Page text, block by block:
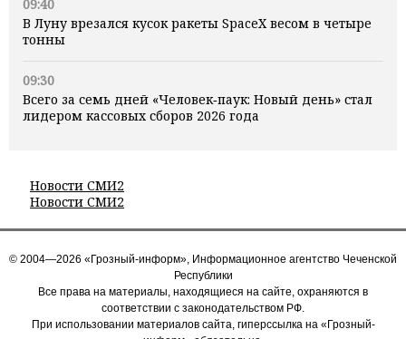
09:40
В Луну врезался кусок ракеты SpaceX весом в четыре
тонны
09:30
Всего за семь дней «Человек‑паук: Новый день» стал
лидером кассовых сборов 2026 года
Новости СМИ2
Новости СМИ2
© 2004—2026 «Грозный-информ», Информационное агентство Чеченской
Республики
Все права на материалы, находящиеся на сайте, охраняются в
соответствии с законодательством РФ.
При использовании материалов сайта, гиперссылка на «Грозный-